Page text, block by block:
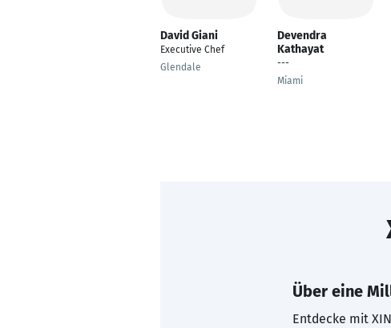
David Giani
Executive Chef
Glendale
Devendra
Kathayat
---
Miami
Über eine
Entdecke mit